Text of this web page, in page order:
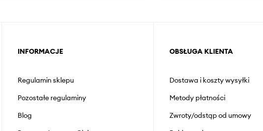
INFORMACJE
Regulamin sklepu
Pozostałe regulaminy
Blog
OBSŁUGA KLIENTA
Dostawa i koszty wysyłki
Metody płatności
Zwroty/odstąp od umowy